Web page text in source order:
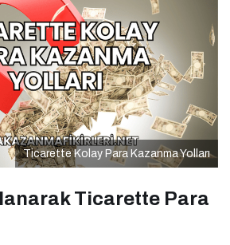
Ticarette Kolay Para Kazanma Yolları
Ticarette Para